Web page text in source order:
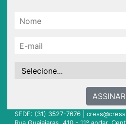
ASSINAR
SEDE: (31) 3527-7676 |